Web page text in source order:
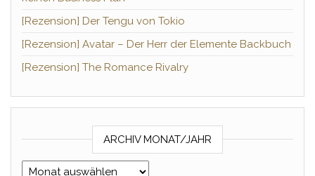
[Rezension] Der Tengu von Tokio
[Rezension] Avatar – Der Herr der Elemente Backbuch
[Rezension] The Romance Rivalry
ARCHIV MONAT/JAHR
Archiv Monat/Jahr